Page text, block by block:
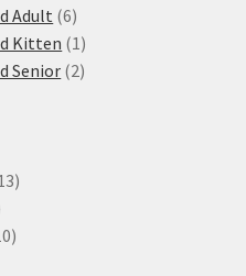
Adult 66
produktů
Kitten 1 1
produkt
Senior 22
13
10